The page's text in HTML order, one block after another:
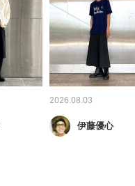
2026.08.03
伊藤優心